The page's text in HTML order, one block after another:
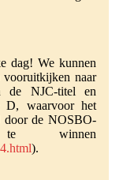
dag! We kunnen
vooruitkijken naar
de NJC-titel en
D, waarvoor het
door de NOSBO-
te winnen
).